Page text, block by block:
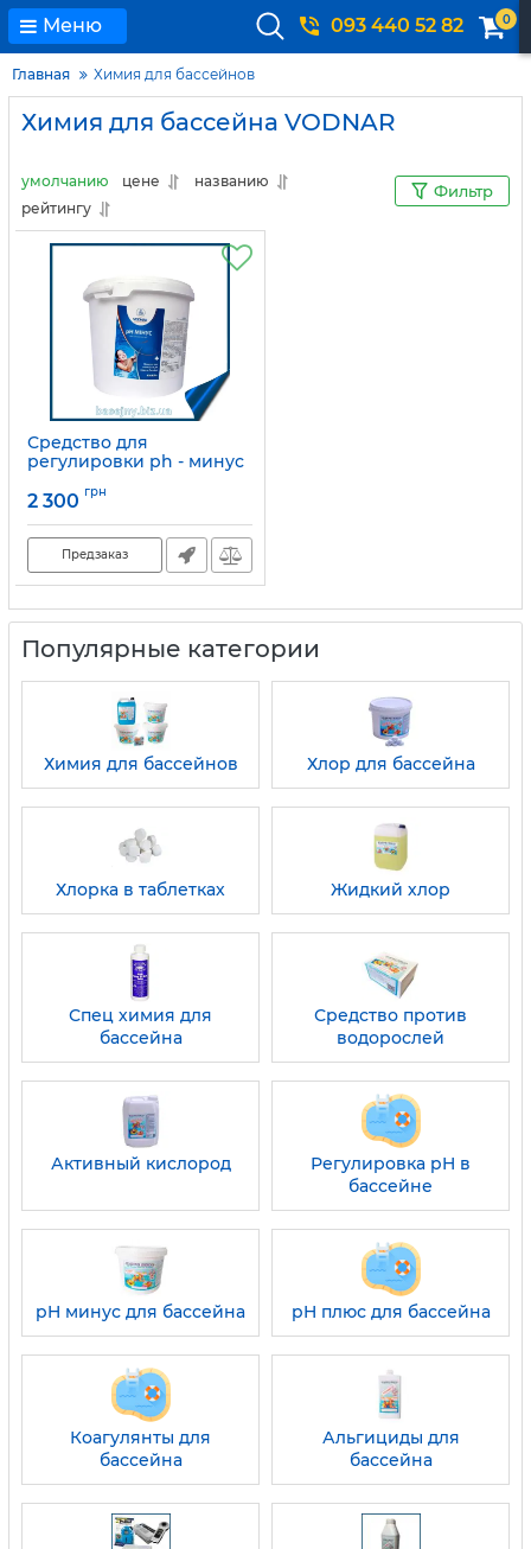
Меню 093 440 52 82 0
Главная Химия для бассейнов
Химия для бассейна VODNAR
умолчанию цене
названию
рейтингу
Фильтр
Средство для
регулировки рh - минус
Артикул: Hess28
2 300 грн
Предзаказ
Популярные категории
Химия для бассейнов Хлор для бассейна
Хлорка в таблетках Жидкий хлор
Спец химия для
бассейна
Средство против
водорослей
Активный кислород
Регулировка pH в
бассейне
pH минус для бассейна pH плюс для бассейна
Коагулянты для
бассейна
Альгициды для
бассейна